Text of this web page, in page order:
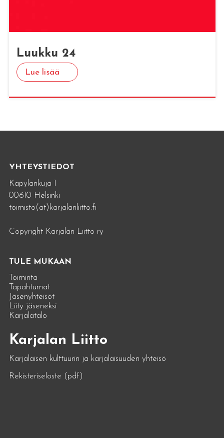
Luuk­ku 24
Lue lisää
YHTEYSTIEDOT
Käpylänkuja 1
00610 Helsinki
toimisto(at)karjalanliitto.fi
Copyright Karjalan Liitto ry
TULE MUKAAN
Toiminta
Tapahtumat
Jäsenyhteisöt
Liity jäseneksi
Karjalatalo
Karjalan Liitto
Karjalaisen kulttuurin ja karjalaisuuden yhteisö
Rekisteriseloste (pdf)